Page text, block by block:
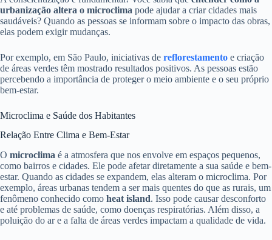
urbanização altera o microclima pode ajudar a criar cidades mais
saudáveis? Quando as pessoas se informam sobre o impacto das obras,
elas podem exigir mudanças.
Por exemplo, em São Paulo, iniciativas de reflorestamento e criação
de áreas verdes têm mostrado resultados positivos. As pessoas estão
percebendo a importância de proteger o meio ambiente e o seu próprio
bem-estar.
Microclima e Saúde dos Habitantes
Relação Entre Clima e Bem-Estar
O microclima é a atmosfera que nos envolve em espaços pequenos,
como bairros e cidades. Ele pode afetar diretamente a sua saúde e bem-
estar. Quando as cidades se expandem, elas alteram o microclima. Por
exemplo, áreas urbanas tendem a ser mais quentes do que as rurais, um
fenômeno conhecido como heat island. Isso pode causar desconforto
e até problemas de saúde, como doenças respiratórias. Além disso, a
poluição do ar e a falta de áreas verdes impactam a qualidade de vida.